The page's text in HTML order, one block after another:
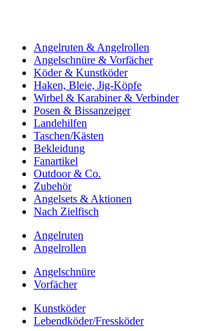
Angelruten & Angelrollen
Angelschnüre & Vorfächer
Köder & Kunstköder
Haken, Bleie, Jig-Köpfe
Wirbel & Karabiner & Verbinder
Posen & Bissanzeiger
Landehilfen
Taschen/Kästen
Bekleidung
Fanartikel
Outdoor & Co.
Zubehör
Angelsets & Aktionen
Nach Zielfisch
Angelruten
Angelrollen
Angelschnüre
Vorfächer
Kunstköder
Lebendköder/Fressköder